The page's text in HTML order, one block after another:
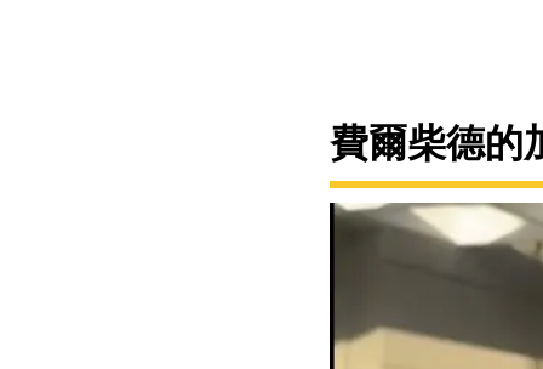
費爾柴德的